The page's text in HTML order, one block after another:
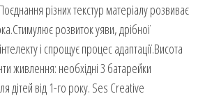
різних текстур матеріалу розвиває
розвиток уяви, дрібної
і спрощує процес адаптації.Висота
живлення: необхідні 3 батарейки
дітей від 1-го року. Ses Creative